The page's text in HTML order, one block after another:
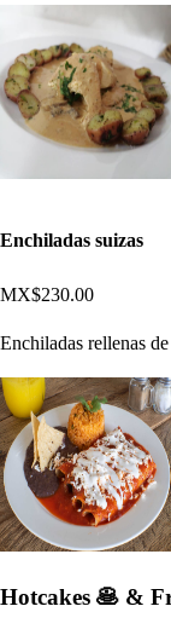
Enchiladas suizas
MX$230.00
Enchiladas rellenas
Hotcakes 🥞 &